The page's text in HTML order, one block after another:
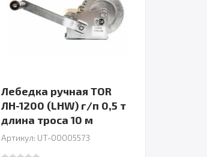
Лебедка ручная TOR
ЛН-1200 (LHW) г/п 0,5 т
длина троса 10 м
Артикул: UT-00005573